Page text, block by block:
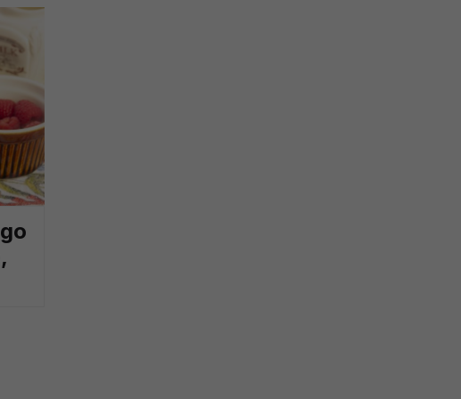
interes administratora.
się na podstawie Twojej dobrowolnej